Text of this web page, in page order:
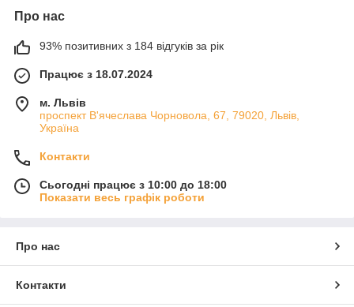
Про нас
93% позитивних з 184 відгуків за рік
Працює з 18.07.2024
м. Львів
проспект В'ячеслава Чорновола, 67, 79020, Львів,
Україна
Контакти
Сьогодні працює з 10:00 до 18:00
Показати весь графік роботи
Про нас
Контакти